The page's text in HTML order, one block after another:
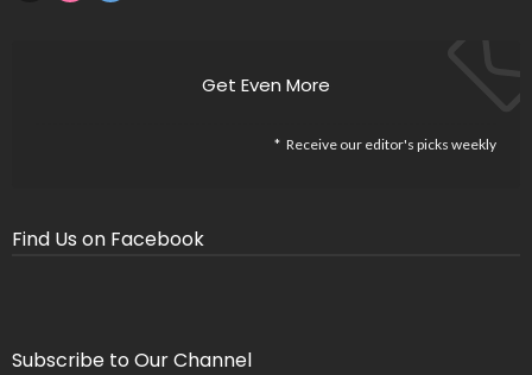
Get Even More
Receive our editor's picks weekly
Find Us on Facebook
Subscribe to Our Channel